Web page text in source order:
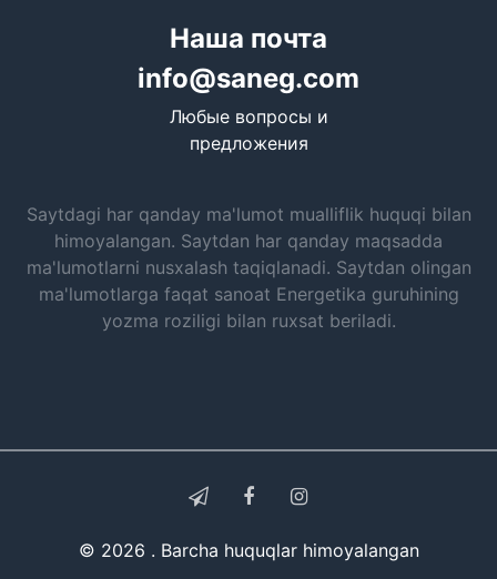
Наша почта
info@saneg.com
Любые вопросы и
предложения
Saytdagi har qanday ma'lumot mualliflik huquqi bilan
himoyalangan. Saytdan har qanday maqsadda
ma'lumotlarni nusxalash taqiqlanadi. Saytdan olingan
ma'lumotlarga faqat sanoat Energetika guruhining
yozma roziligi bilan ruxsat beriladi.
© 2026 . Barcha huquqlar himoyalangan